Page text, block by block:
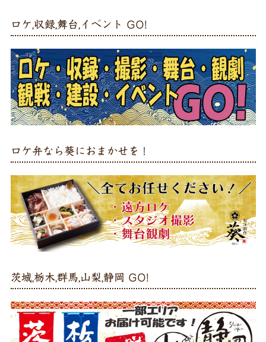
ロケ,収録,舞台,イベント GO!
ロケ弁なら葵におまかせを！
茨城,栃木,群馬,山梨,静岡 GO!